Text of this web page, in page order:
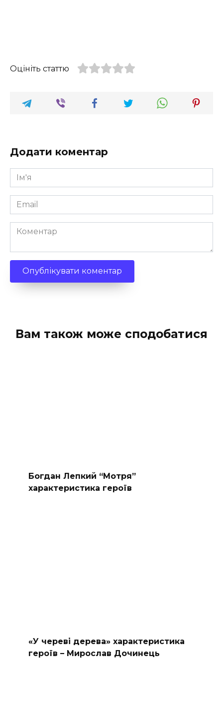
Оцініть статтю
Додати коментар
Ім'я
*
Email
*
Коментар
Вам також може сподобатися
Богдан Лепкий “Мотря”
характеристика героїв
«У череві дерева» характеристика
героїв – Мирослав Дочинець